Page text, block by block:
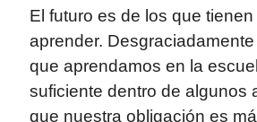
El futuro es de los que
aprender.
que aprendamos en la
suficiente dentro de algunos
que nuestra obligación es